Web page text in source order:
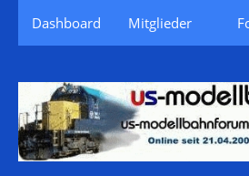
Dashboard Mitglieder